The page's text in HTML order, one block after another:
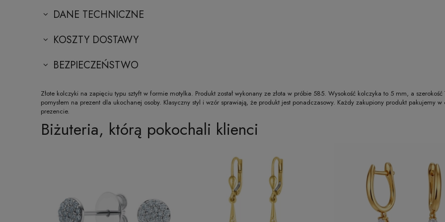
DANE TECHNICZNE
KOSZTY DOSTAWY
BEZPIECZEŃSTWO
Złote kolczyki na zapięciu typu sztyft w formie motylka. Produkt został wykonany ze złota w próbie 585. Wysokość kolczyka to 5 mm, a
pomysłem na prezent dla ukochanej osoby. Klasyczny styl i wzór sprawiają, że produkt jest ponadczasowy. Każdy zakupiony produkt pakujemy
prezencie.
Biżuteria, którą pokochali klienci